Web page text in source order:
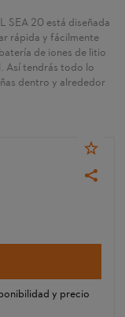
SEA 20 está diseñada
rápida y fácilmente
de iones de litio
Así tendrás todo lo
dentro y alrededor
y precio